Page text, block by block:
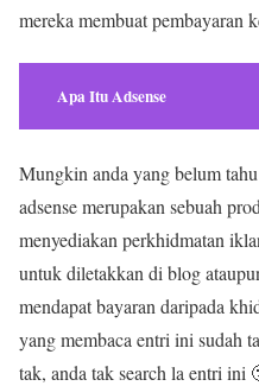
mereka membuat pembayaran
Apa Itu Adsense
Mungkin anda yang belum
adsense merupakan sebuah
menyediakan perkhidmatan
untuk diletakkan di blog
mendapat bayaran daripada
yang membaca entri ini sudah
tak, anda tak search la entri ini